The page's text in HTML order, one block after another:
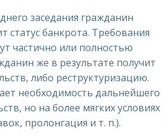
заседания гражданин
статус банкрота. Требования
частично или полностью
же в результате получит
либо реструктуризацию.
необходимость дальнейшего
но на более мягких условиях
пролонгация и т. п.).